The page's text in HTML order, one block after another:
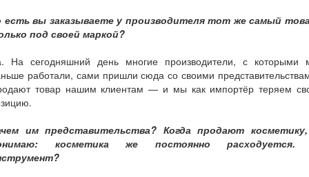
есть вы заказываете у производителя тот же самый
под своей маркой?
На сегодняшний день многие производители, с которыми
работали, сами пришли сюда со своими
товар нашим клиентам — и мы как импортёр теряем
им представительства? Когда продают
косметика же постоянно